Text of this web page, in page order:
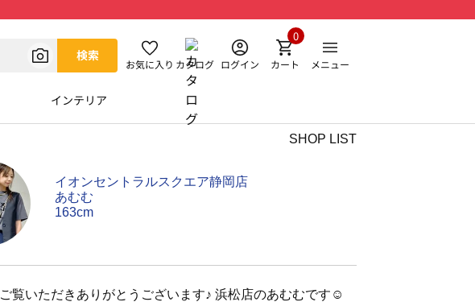
検索
お気に入り カタログ ログイン カート
0
メニュー
インテリア
SHOP LIST
イオンセントラルスクエア静岡店
あむむ
163cm
ご覧いただきありがとうございます♪ 浜松店のあむむです☺︎︎